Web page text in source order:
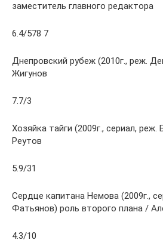
заместитель главного редактора
6.4/578 7
Днепровский рубеж (2010г., реж.
Жигунов
7.7/3
Хозяйка тайги (2009г., сериал,
Реутов
5.9/31
Сердце капитана Немова (2009г.,
Фатьянов) роль второго плана /
4.3/10